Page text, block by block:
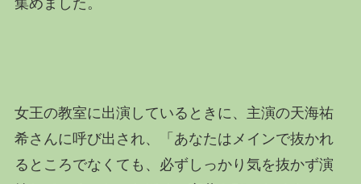
集めました。
女王の教室に出演しているときに、主演の天海祐
希さんに呼び出され、「あなたはメインで抜かれ
るところでなくても、必ずしっかり気を抜かず演